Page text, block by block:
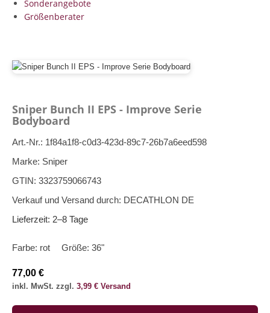
Sonderangebote
Größenberater
Sniper Bunch II EPS - Improve Serie
Bodyboard
Art.-Nr.: 1f84a1f8-c0d3-423d-89c7-26b7a6eed598
Marke: Sniper
GTIN: 3323759066743
Verkauf und Versand durch: DECATHLON DE
Lieferzeit: 2–8 Tage
Farbe: rot Größe: 36"
77,00 €
inkl. MwSt. zzgl. 3,99 € Versand